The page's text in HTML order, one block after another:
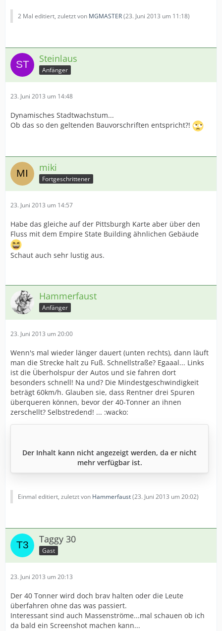
2 Mal editiert, zuletzt von MGMASTER(23. Juni 2013 um 11:18)
Steinlaus
Anfänger
23. Juni 2013 um 14:48
Dynamisches Stadtwachstum...
Ob das so den geltenden Bauvorschriften entspricht?!
miki
Fortgeschrittener
23. Juni 2013 um 14:57
Habe das gleiche auf der Pittsburgh Karte aber über den
Fluss mit dem Empire State Building ähnlichen Gebäude
Schaut auch sehr lustig aus.
Hammerfaust
Anfänger
23. Juni 2013 um 20:00
Wenn's mal wieder länger dauert (unten rechts), dann läuft
man die Strecke halt zu Fuß. Schnellstraße? Egaaal... Links
ist die Überholspur der Autos und sie fahren dort
besonders schnell! Na und? Die Mindestgeschwindigkeit
beträgt 60km/h. Glauben sie, dass Rentner drei Spuren
überqueren können, bevor der 40-Tonner an ihnen
zerschellt? Selbstredend! ... :wacko:
Der Inhalt kann nicht angezeigt werden, da er nicht
mehr verfügbar ist.
Einmal editiert, zuletzt von Hammerfaust(23. Juni 2013 um 20:02)
Taggy 30
Gast
23. Juni 2013 um 20:13
Der 40 Tonner wird doch brav halten oder die Leute
überfahren ohne das was passiert.
Interessant sind auch Massenströme...mal schauen ob ich
da bald ein Screenshot machen kann...